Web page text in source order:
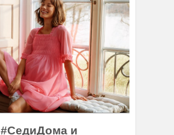
#СедиДома и